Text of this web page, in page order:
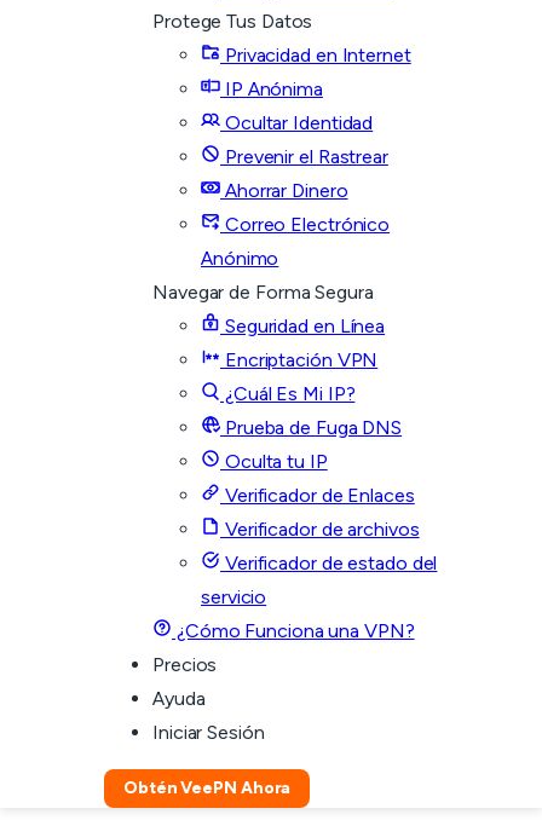
Protege Tus Datos
Privacidad en Internet
IP Anónima
Ocultar Identidad
Prevenir el Rastrear
Ahorrar Dinero
Correo Electrónico
Anónimo
Navegar de Forma Segura
Seguridad en Línea
Encriptación VPN
¿Cuál Es Mi IP?
Prueba de Fuga DNS
Oculta tu IP
Verificador de Enlaces
Verificador de archivos
Verificador de estado del
servicio
¿Cómo Funciona una VPN?
Precios
Ayuda
Iniciar Sesión
Obtén VeePN Ahora